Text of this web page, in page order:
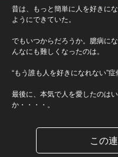
昔は、もっと簡単に人を好きに
ようにできていた。
でもいつからだろうか。臆病に
んなにも難しくなったのは。
“もう誰も人を好きになれない”症
最後に、本気で人を愛したのは
か・・・・。
この